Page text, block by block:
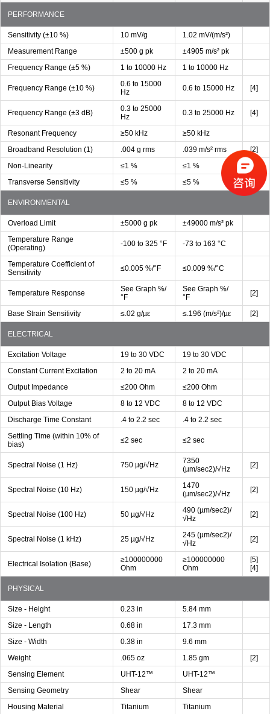
PERFORMANCE
Sensitivity (±10 %) 10 mV/g
1.02 mV/(m/s²)
Measurement Range
±500 g pk
±4905 m/s² pk
Frequency Range (±5 %)
1 to 10000 Hz 1 to 10000 Hz
Frequency Range (±10 %)
0.6 to 15000
Hz
0.6 to 15000 Hz [4]
Frequency Range (±3 dB)
0.3 to 25000
Hz
0.3 to 25000 Hz [4]
Resonant Frequency ≥50 kHz
≥50 kHz
Broadband Resolution (1)
.004 g rms .039 m/s² rms
[2]
Non-Linearity
≤1 % ≤1 %
[1]
Transverse Sensitivity
≤5 % ≤5 % [3]
ENVIRONMENTAL
Overload Limit ±5000 g pk
±49000 m/s² pk
Temperature Range
(Operating)
-100 to 325 °F -73 to 163 °C
Temperature Coefficient of
Sensitivity
≤0.005 %/°F ≤0.009 %/°C
Temperature Response
See Graph %/
°F
See Graph %/
°F
[2]
Base Strain Sensitivity ≤.02 g/µε ≤.196 (m/s²)/µε [2]
ELECTRICAL
Excitation Voltage 19 to 30 VDC
19 to 30 VDC
Constant Current Excitation
2 to 20 mA
2 to 20 mA
Output Impedance
≤200 Ohm
≤200 Ohm
Output Bias Voltage
8 to 12 VDC
8 to 12 VDC
Discharge Time Constant
.4 to 2.2 sec
.4 to 2.2 sec
Settling Time (within 10% of
bias)
≤2 sec ≤2 sec
Spectral Noise (1 Hz) 750 µg/√Hz
7350
(µm/sec2)/√Hz
[2]
Spectral Noise (10 Hz) 150 µg/√Hz
1470
(µm/sec2)/√Hz
[2]
Spectral Noise (100 Hz) 50 µg/√Hz
490 (µm/sec2)/
√Hz
[2]
Spectral Noise (1 kHz) 25 µg/√Hz
245 (µm/sec2)/
√Hz
[2]
Electrical Isolation (Base)
≥100000000
Ohm
≥100000000
Ohm
[5]
[4]
PHYSICAL
Size - Height 0.23 in
5.84 mm
Size - Length
0.68 in
17.3 mm
Size - Width
0.38 in
9.6 mm
Weight
.065 oz 1.85 gm
[2]
Sensing Element
UHT-12™
UHT-12™
Sensing Geometry
Shear
Shear
Housing Material
Titanium Titanium